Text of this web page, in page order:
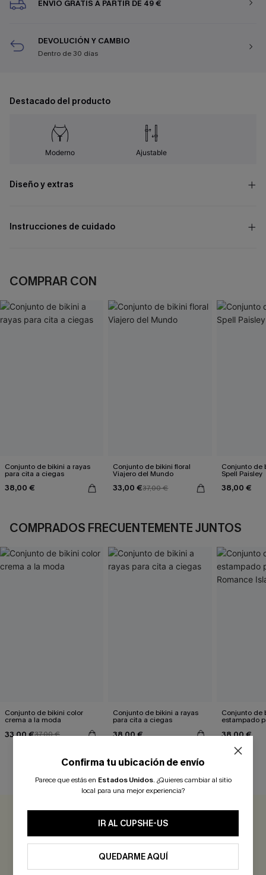
ENVÍO GRATIS A PARTIR DE 49 €
DEVOLUCIÓN Y CAMBIO
Dentro de 30 días
Destacado del producto
Moderno Ajustable
Diseño y extras
Instrucciones de cuidado
COMPRAR CON
Conjunto de bikini a rayas
para cita a ciegas
38,00 €
Conjunto de bikini floral
Viajero del Mundo
33,00 €37,00 €
Conjunto de
Spell Paisley
38,00 €
COMPRADOS FRECUENTEMENTE JUNTOS
Conjunto de bikini color
crema a la moda
33,00 €37,00 €
Conjunto de bikini a rayas
para cita a ciegas
38,00 €
Conjunto de
estampado
38,00 €
RESEÑAS DE CLIENTES
0.0
Sé el Primero en Reseñar
¡Gana más de 30 puntos por cada reseña que dejes!
Confirma tu ubicación de envío
Parece que estás en Estados Unidos. ¿Quieres cambiar al sitio
local para una mejor experiencia?
IR AL CUPSHE-US
QUEDARME AQUÍ